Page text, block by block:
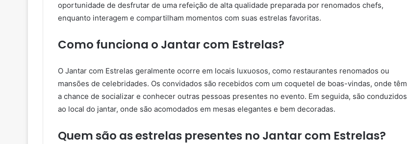
oportunidade de desfrutar de uma refeição de alta qualidade preparada por renomados chefs,
enquanto interagem e compartilham momentos com suas estrelas favoritas.
Como funciona o Jantar com Estrelas?
O Jantar com Estrelas geralmente ocorre em locais luxuosos, como restaurantes renomados ou
mansões de celebridades. Os convidados são recebidos com um coquetel de boas-vindas, onde têm
a chance de socializar e conhecer outras pessoas presentes no evento. Em seguida, são conduzidos
ao local do jantar, onde são acomodados em mesas elegantes e bem decoradas.
Quem são as estrelas presentes no Jantar com Estrelas?